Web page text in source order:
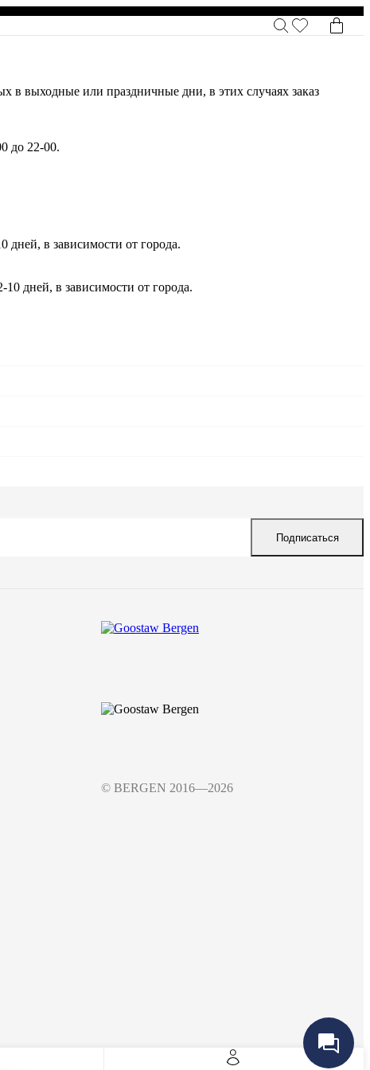
в выходные или праздничные дни, в этих случаях заказ
до 22-00.
дней, в зависимости от города.
дней, в зависимости от города.
Подписаться
© BERGEN 2016—2026